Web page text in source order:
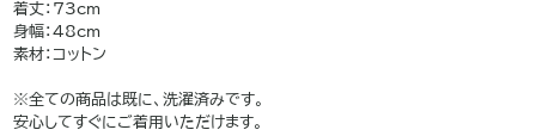
着丈：73cm
身幅：48cm
素材：コットン
※全ての商品は既に、洗濯済みです。
安心してすぐにご着用いただけます。